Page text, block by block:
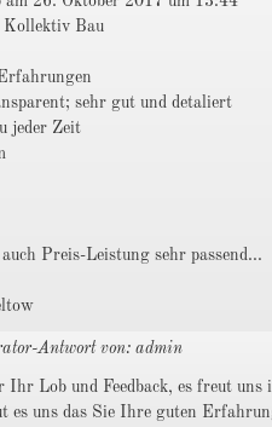
Kollektiv Bau
sehr gut und detaliert
jeder Zeit
Preis-Leistung sehr passend...
Antwort von: admin
Ihr Lob und Feedback, es freut uns
es uns das Sie Ihre guten